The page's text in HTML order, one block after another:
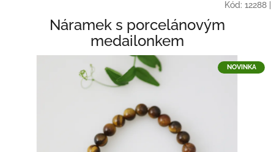
Kód: 12288
Náramek s porcelánovým
medailonkem
NOVINKA